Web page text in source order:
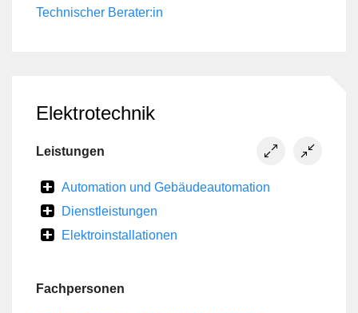
Technischer Berater:in
Elektrotechnik
Leistungen
Automation und Gebäudeautomation
Dienstleistungen
Elektroinstallationen
Fachpersonen